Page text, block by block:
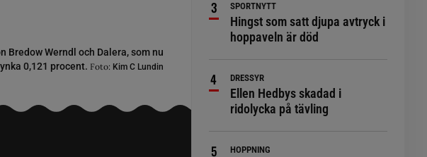
Werndl och Dalera, som nu
0,121 procent. Foto: Kim C Lundin
SPORTNYTT
Hingst som satt djupa avtryck i
hoppaveln är död
DRESSYR
Ellen Hedbys skadad i
ridolycka på tävling
HOPPNING